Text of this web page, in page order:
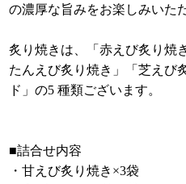
の濃厚な旨みをお楽しみいた
炙り焼きは、「赤えび炙り焼
たんえび炙り焼き」「芝えび
ド」の5 種類ございます。
■詰合せ内容
・甘えび炙り焼き×3袋